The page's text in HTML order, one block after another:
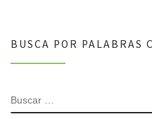
BUSCA POR PALABRAS
BUSCAR